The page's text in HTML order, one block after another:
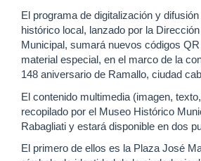
El programa de digitalización y
histórico local, lanzado por la
Municipal, sumará nuevos códigos
material especial, en el marco de la
148 aniversario de Ramallo, ciudad
El contenido multimedia (imagen,
recopilado por el Museo Histórico
Rabagliati y estará disponible en dos
El primero de ellos es la Plaza José